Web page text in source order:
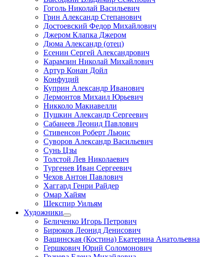
Гоголь Николай Васильевич
Грин Александр Степанович
Достоевский Федор Михайлович
Джером Клапка Джером
Дюма Александр (отец)
Есенин Сергей Александрович
Карамзин Николай Михайлович
Артур Конан Дойл
Конфуций
Куприн Александр Иванович
Лермонтов Михаил Юрьевич
Никколо Макиавелли
Пушкин Александр Сергеевич
Сабанеев Леонид Павлович
Стивенсон Роберт Льюис
Суворов Александр Васильевич
Сунь Цзы
Толстой Лев Николаевич
Тургенев Иван Сергеевич
Чехов Антон Павлович
Хаггард Генри Райдер
Омар Хайям
Шекспир Уильям
Художники
Беличенко Игорь Петрович
Бирюков Леонид Денисович
Ващинская (Костина) Екатерина Анатольевна
Гершкович Юрий Соломонович